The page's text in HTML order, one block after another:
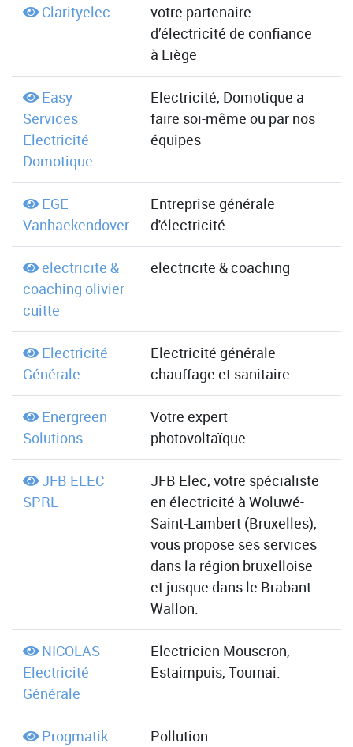
Clarityelec
votre partenaire
d’électricité de confiance
à Liège
Easy
Services
Electricité
Domotique
Electricité, Domotique a
faire soi-même ou par nos
équipes
EGE
Vanhaekendover
Entreprise générale
d'électricité
electricite &
coaching olivier
cuitte
electricite & coaching
Electricité
Générale
Electricité générale
chauffage et sanitaire
Energreen
Solutions
Votre expert
photovoltaïque
JFB ELEC
SPRL
JFB Elec, votre spécialiste
en électricité à Woluwé-
Saint-Lambert (Bruxelles),
vous propose ses services
dans la région bruxelloise
et jusque dans le Brabant
Wallon.
NICOLAS -
Electricité
Générale
Electricien Mouscron,
Estaimpuis, Tournai.
Progmatik
Pollution